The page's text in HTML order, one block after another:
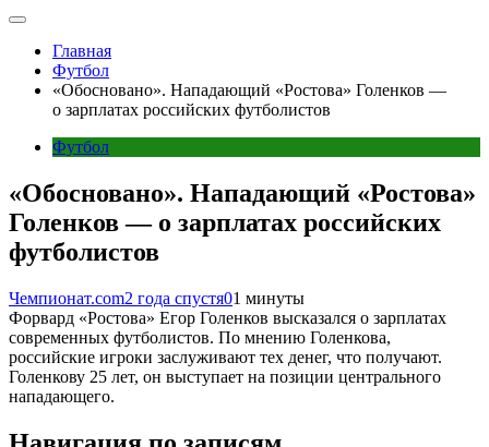
Главная
Футбол
«Обосновано». Нападающий «Ростова» Голенков —
о зарплатах российских футболистов
Футбол
«Обосновано». Нападающий «Ростова»
Голенков — о зарплатах российских
футболистов
Чемпионат.com2 года спустя01 минуты
Форвард «Ростова» Егор Голенков высказался о зарплатах
современных футболистов. По мнению Голенкова,
российские игроки заслуживают тех денег, что получают.
Голенкову 25 лет, он выступает на позиции центрального
нападающего.